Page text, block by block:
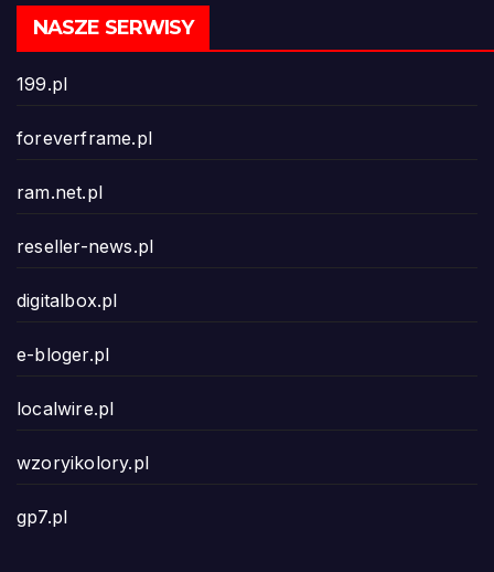
NASZE SERWISY
199.pl
foreverframe.pl
ram.net.pl
reseller-news.pl
digitalbox.pl
e-bloger.pl
localwire.pl
wzoryikolory.pl
gp7.pl